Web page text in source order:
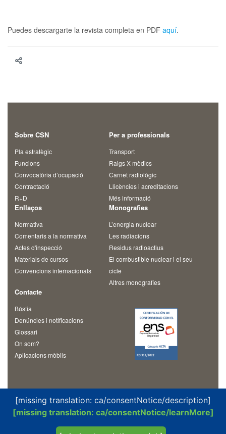
Puedes descargarte la revista completa en PDF aquí.
Sobre CSN
Pla estratègic
Funcions
Convocatòria d’ocupació
Contractació
R+D
Per a professionals
Transport
Raigs X mèdics
Carnet radiològic
Llicències i acreditacions
Més informació
Enllaços
Normativa
Comentaris a la normativa
Actes d'inspecció
Materials de cursos
Convencions internacionals
Monografies
L’energia nuclear
Les radiacions
Residus radioactius
El combustible nuclear i el seu
cicle
Altres monografies
Contacte
Bústia
Denúncies i notificacions
Glossari
On som?
Aplicacions mòbils
© 2026 Consejo de Seguridad Nuclear
[missing translation: ca/consentNotice/description]
[missing translation: ca/consentNotice/learnMore]